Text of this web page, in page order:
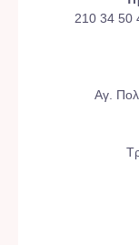
210 34 50
Αγ.